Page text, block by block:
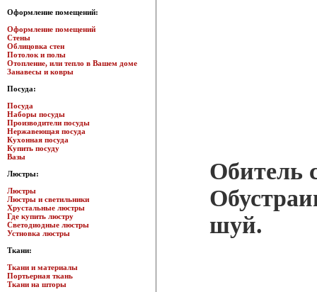
Оформление помещений:
Оформление помещений
Стены
Облицовка стен
Потолок и полы
Отопление, или тепло в Вашем доме
Занавесы и ковры
Посуда:
Посуда
Наборы посуды
Производители посуды
Нержавеющая посуда
Кухонная посуда
Купить посуду
Вазы
Люстры:
Люстры
Люстры и светильники
Хрустальные люстры
Где купить люстру
Светодиодные люстры
Устновка люстры
Ткани:
Ткани и материалы
Портьерная ткань
Ткани на шторы
Обитель
шуй.